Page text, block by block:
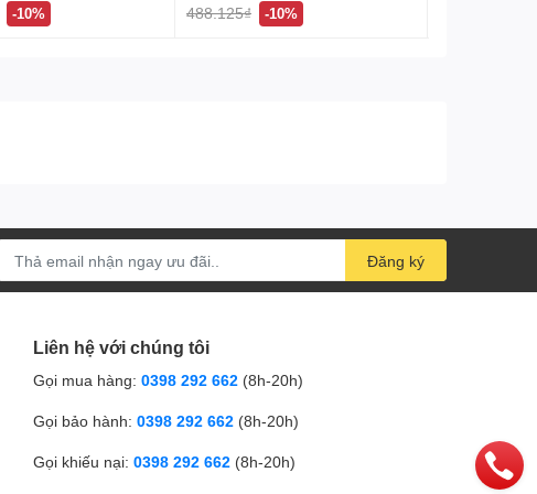
-10% 488.125₫ -10%
Đăng ký
Liên hệ với chúng tôi
Gọi mua hàng: 0398 292 662 (8h-20h)
Gọi bảo hành: 0398 292 662 (8h-20h)
Gọi khiếu nại: 0398 292 662 (8h-20h)